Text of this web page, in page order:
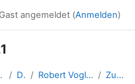
angemeldet (Anmelden)
Salzburg DigitalEarthAT2021 Robert Vogler: "Scribblen/Kritzeln in Karten – Neue Wege in der Kartenarbeit" Zur Web-Seite von Scribble Maps